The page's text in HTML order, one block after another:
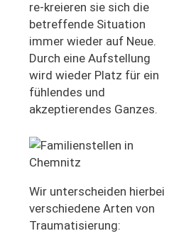
re-kreieren sie sich die
betreffende Situation
immer wieder auf Neue.
Durch eine Aufstellung
wird wieder Platz für ein
fühlendes und
akzeptierendes Ganzes.
Wir unterscheiden hierbei
verschiedene Arten von
Traumatisierung: